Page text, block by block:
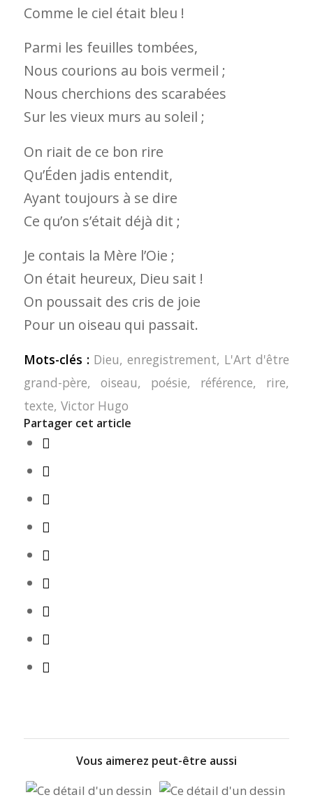
Comme le ciel était bleu !
Parmi les feuilles tombées,
Nous courions au bois vermeil ;
Nous cherchions des scarabées
Sur les vieux murs au soleil ;
On riait de ce bon rire
Qu’Éden jadis entendit,
Ayant toujours à se dire
Ce qu’on s’était déjà dit ;
Je contais la Mère l’Oie ;
On était heureux, Dieu sait !
On poussait des cris de joie
Pour un oiseau qui passait.
Mots-clés : Dieu,enregistrement, L'Art d'être
grand-père, oiseau, poésie, référence, rire,
texte, Victor Hugo
Partager cet article
Vous aimerez peut-être aussi